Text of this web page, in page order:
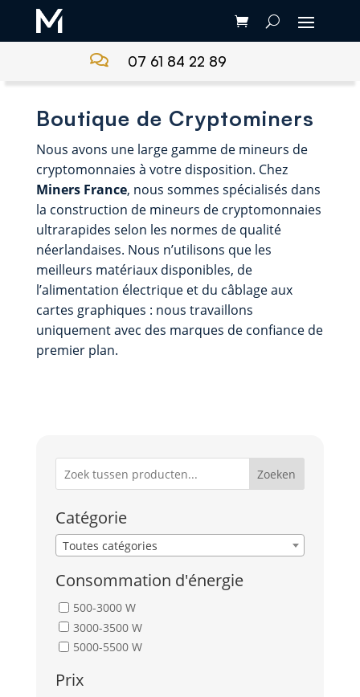
 07 61 84 22 89
Boutique de Cryptominers
Nous avons une large gamme de mineurs de
cryptomonnaies à votre disposition. Chez
Miners France, nous sommes spécialisés dans
la construction de mineurs de cryptomonnaies
ultrarapides selon les normes de qualité
néerlandaises. Nous n’utilisons que les
meilleurs matériaux disponibles, de
l’alimentation électrique et du câblage aux
cartes graphiques : nous travaillons
uniquement avec des marques de confiance de
premier plan.
Zoeken
Catégorie
Toutes catégories
Consommation d'énergie
500-3000 W
3000-3500 W
5000-5500 W
Prix